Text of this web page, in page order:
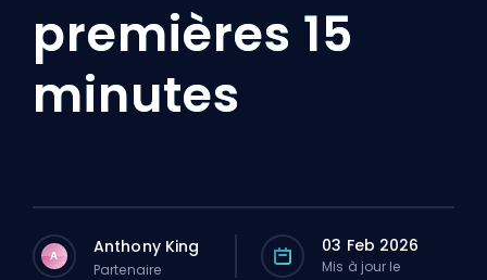
premières 15
minutes
A Anthony King
Partenaire
03 Feb 2026
Mis à jour le